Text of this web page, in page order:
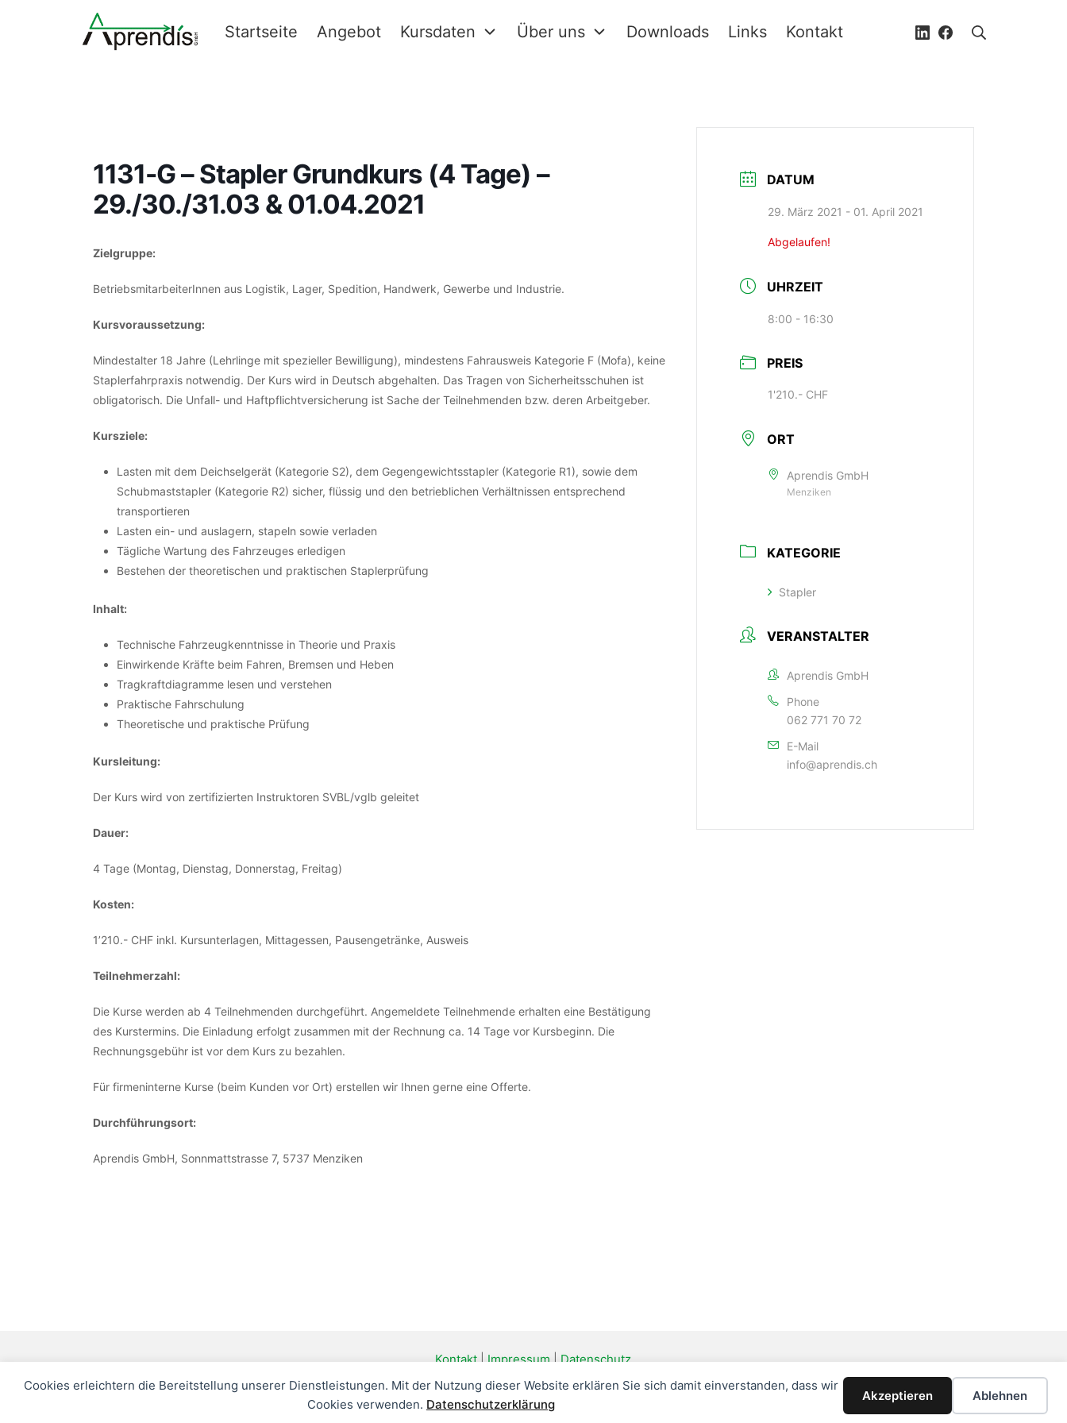
Cookies erleichtern die Bereitstellung unserer Dienstleistungen. Mit der Nutzung dieser Website erklären Sie sich damit einverstanden, dass wir
Cookies verwenden. Datenschutzerklärung
Akzeptieren Ablehnen
Startseite Angebot Kursdaten Über uns Downloads Links Kontakt LinkedInFacebook
1131-G – Stapler Grundkurs (4 Tage) –
29./30./31.03 & 01.04.2021
Zielgruppe:
BetriebsmitarbeiterInnen aus Logistik, Lager, Spedition, Handwerk, Gewerbe und Industrie.
Kursvoraussetzung:
Mindestalter 18 Jahre (Lehrlinge mit spezieller Bewilligung), mindestens Fahrausweis Kategorie F (Mofa), keine
Staplerfahrpraxis notwendig. Der Kurs wird in Deutsch abgehalten. Das Tragen von Sicherheitsschuhen ist
obligatorisch. Die Unfall- und Haftpflichtversicherung ist Sache der Teilnehmenden bzw. deren Arbeitgeber.
Kursziele:
Lasten mit dem Deichselgerät (Kategorie S2), dem Gegengewichtsstapler (Kategorie R1), sowie dem
Schubmaststapler (Kategorie R2) sicher, flüssig und den betrieblichen Verhältnissen entsprechend
transportieren
Lasten ein- und auslagern, stapeln sowie verladen
Tägliche Wartung des Fahrzeuges erledigen
Bestehen der theoretischen und praktischen Staplerprüfung
Inhalt:
Technische Fahrzeugkenntnisse in Theorie und Praxis
Einwirkende Kräfte beim Fahren, Bremsen und Heben
Tragkraftdiagramme lesen und verstehen
Praktische Fahrschulung
Theoretische und praktische Prüfung
Kursleitung:
Der Kurs wird von zertifizierten Instruktoren SVBL/vglb geleitet
Dauer:
4 Tage (Montag, Dienstag, Donnerstag, Freitag)
Kosten:
1’210.- CHF inkl. Kursunterlagen, Mittagessen, Pausengetränke, Ausweis
Teilnehmerzahl:
Die Kurse werden ab 4 Teilnehmenden durchgeführt. Angemeldete Teilnehmende erhalten eine Bestätigung
des Kurstermins. Die Einladung erfolgt zusammen mit der Rechnung ca. 14 Tage vor Kursbeginn. Die
Rechnungsgebühr ist vor dem Kurs zu bezahlen.
Für firmeninterne Kurse (beim Kunden vor Ort) erstellen wir Ihnen gerne eine Offerte.
Durchführungsort:
Aprendis GmbH, Sonnmattstrasse 7, 5737 Menziken
DATUM
29. März 2021 - 01. April 2021
Abgelaufen!
UHRZEIT
8:00 - 16:30
PREIS
1'210.- CHF
ORT
Aprendis GmbH
Menziken
KATEGORIE
Stapler
VERANSTALTER
Aprendis GmbH
Phone
062 771 70 72
E-Mail
info@aprendis.ch
Kontakt|Impressum|Datenschutz
Copyright © 2026 Aprendis GmbH